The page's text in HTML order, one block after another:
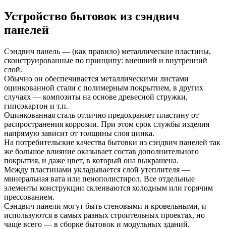
Устройство бытовок из сэндвич
панелей
Сэндвич панель — (как правило) металлические пластины,
сконструированные по принципу: внешний и внутренний
слой.
Обычно он обеспечивается металлическими листами
оцинкованной стали с полимерным покрытием, в других
случаях — композиты на основе древесной стружки,
гипсокартон и т.п.
Оцинкованная сталь отлично предохраняет пластину от
распространения коррозии. При этом срок службы изделия
напрямую зависит от толщины слоя цинка.
На потребительские качества бытовки из сэндвич панелей так
же большое влияние оказывает состав дополнительного
покрытия, и даже цвет, в который она выкрашена.
Между пластинами укладывается слой утеплителя —
минеральная вата или пенополистирол. Все отдельные
элементы конструкции склеиваются холодным или горячим
прессованием.
Сэндвич панели могут быть стеновыми и кровельными, и
используются в самых разных строительных проектах, но
чаще всего — в сборке бытовок и модульных зданий.